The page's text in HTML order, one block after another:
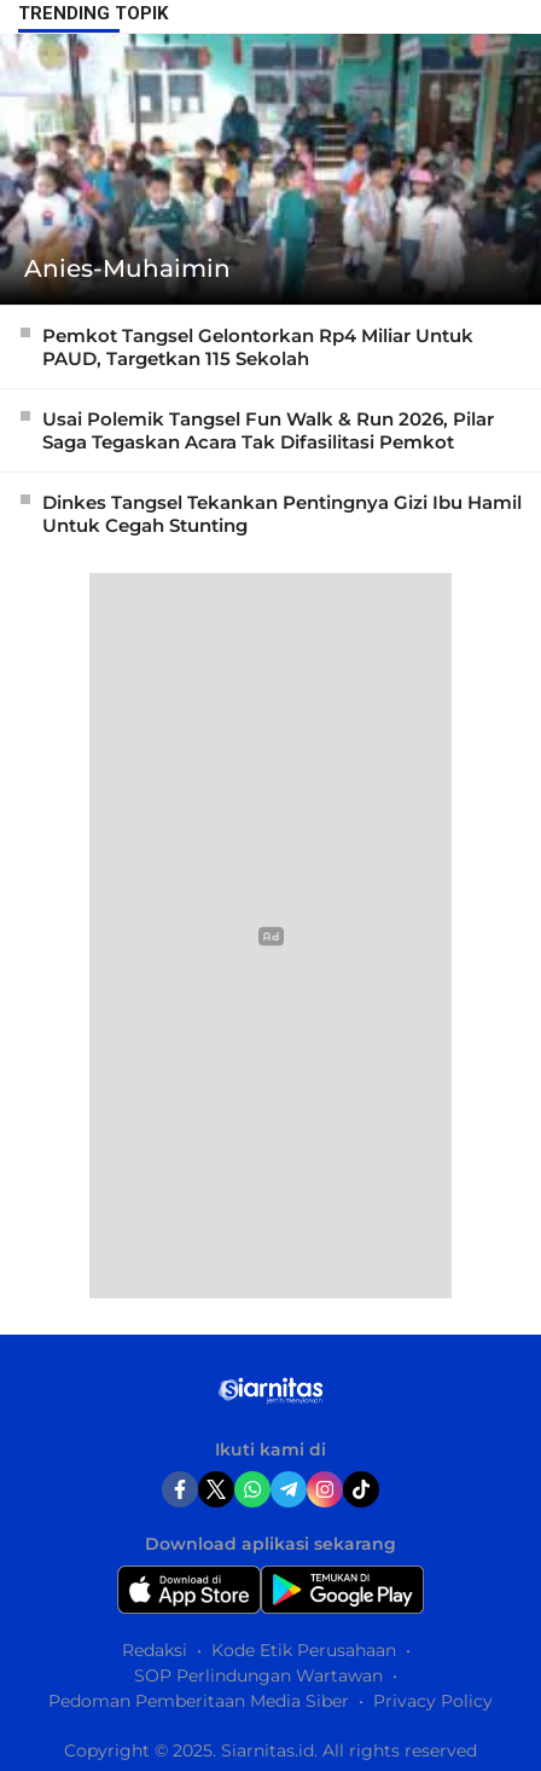
TRENDING TOPIK
Anies-Muhaimin
Pemkot Tangsel Gelontorkan Rp4 Miliar Untuk
PAUD, Targetkan 115 Sekolah
Usai Polemik Tangsel Fun Walk & Run 2026, Pilar
Saga Tegaskan Acara Tak Difasilitasi Pemkot
Dinkes Tangsel Tekankan Pentingnya Gizi Ibu Hamil
Untuk Cegah Stunting
Ikuti kami di
Download aplikasi sekarang
Redaksi
Kode Etik Perusahaan
SOP Perlindungan Wartawan
Pedoman Pemberitaan Media Siber
Privacy Policy
Copyright © 2025. Siarnitas.id. All rights reserved